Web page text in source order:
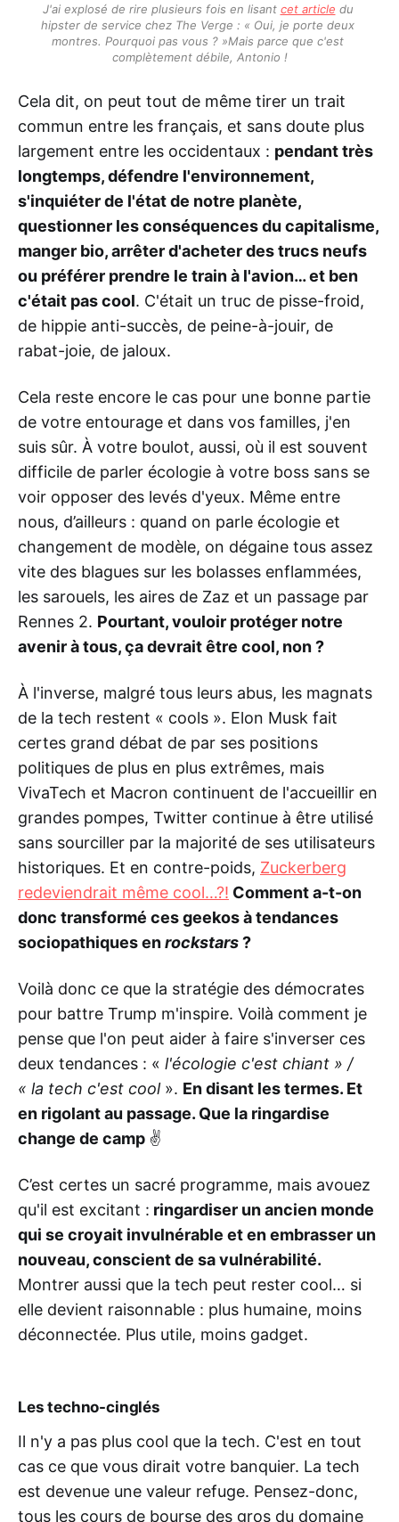
J'ai explosé de rire plusieurs fois en lisant cet article du
hipster de service chez The Verge : « Oui, je porte deux
montres. Pourquoi pas vous ? »Mais parce que c'est
complètement débile, Antonio !
Cela dit, on peut tout de même tirer un trait
commun entre les français, et sans doute plus
largement entre les occidentaux : pendant très
longtemps, défendre l'environnement,
s'inquiéter de l'état de notre planète,
questionner les conséquences du capitalisme,
manger bio, arrêter d'acheter des trucs neufs
ou préférer prendre le train à l'avion… et ben
c'était pas cool. C'était un truc de pisse-froid,
de hippie anti-succès, de peine-à-jouir, de
rabat-joie, de jaloux.
Cela reste encore le cas pour une bonne partie
de votre entourage et dans vos familles, j'en
suis sûr. À votre boulot, aussi, où il est souvent
difficile de parler écologie à votre boss sans se
voir opposer des levés d'yeux. Même entre
nous, d’ailleurs : quand on parle écologie et
changement de modèle, on dégaine tous assez
vite des blagues sur les bolasses enflammées,
les sarouels, les aires de Zaz et un passage par
Rennes 2. Pourtant, vouloir protéger notre
avenir à tous, ça devrait être cool, non ?
À l'inverse, malgré tous leurs abus, les magnats
de la tech restent « cools ». Elon Musk fait
certes grand débat de par ses positions
politiques de plus en plus extrêmes, mais
VivaTech et Macron continuent de l'accueillir en
grandes pompes, Twitter continue à être utilisé
sans sourciller par la majorité de ses utilisateurs
historiques. Et en contre-poids, Zuckerberg
redeviendrait même cool…?! Comment a-t-on
donc transformé ces geekos à tendances
sociopathiques enrockstars?
Voilà donc ce que la stratégie des démocrates
pour battre Trump m'inspire. Voilà comment je
pense que l'on peut aider à faire s'inverser ces
deux tendances : « l'écologie c'est chiant » /
« la tech c'est cool». En disant les termes. Et
en rigolant au passage. Que la ringardise
change de camp ✌
C’est certes un sacré programme, mais avouez
qu'il est excitant : ringardiser un ancien monde
qui se croyait invulnérable et en embrasser un
nouveau, conscient de sa vulnérabilité.
Montrer aussi que la tech peut rester cool… si
elle devient raisonnable : plus humaine, moins
déconnectée. Plus utile, moins gadget.
Les techno-cinglés
Il n'y a pas plus cool que la tech. C'est en tout
cas ce que vous dirait votre banquier. La tech
est devenue une valeur refuge. Pensez-donc,
tous les cours de bourse des gros du domaine